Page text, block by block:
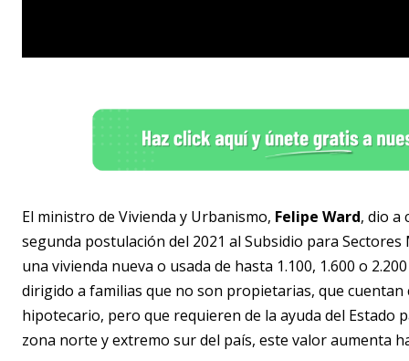
El ministro de Vivienda y Urbanismo, Felipe Ward, dio a
segunda postulación del 2021 al Subsidio para
una vivienda nueva o usada de hasta 1.100, 1.600 o
dirigido a familias que no son propietarias, que cuentan
hipotecario, pero que requieren de la ayuda del Estado
zona norte y extremo sur del país, este valor aumenta